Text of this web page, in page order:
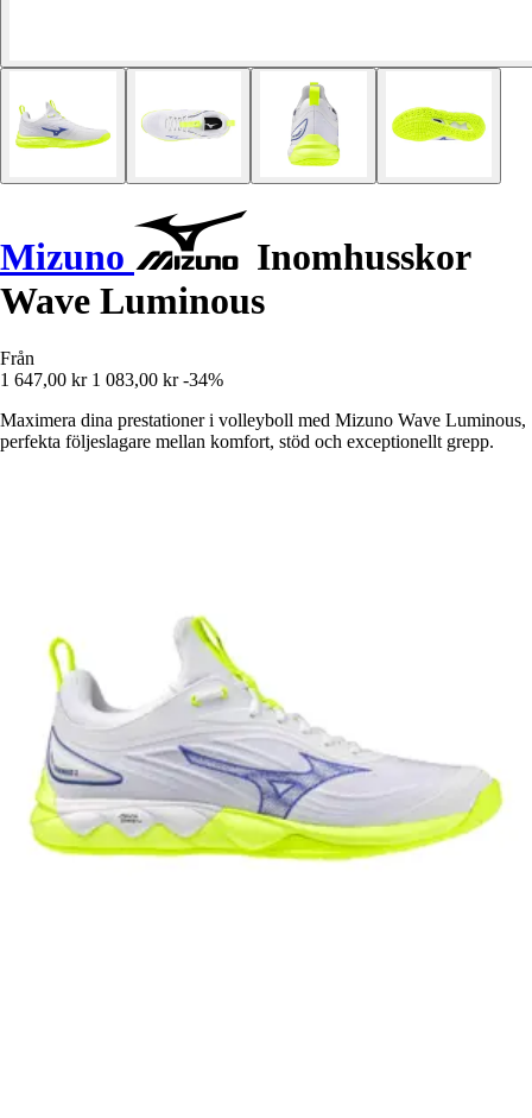
Mizuno
Inomhusskor
Wave Luminous
Från
1 647,00 kr 1 083,00 kr -34%
Maximera dina prestationer i volleyboll med Mizuno Wave Luminous,
perfekta följeslagare mellan komfort, stöd och exceptionellt grepp.